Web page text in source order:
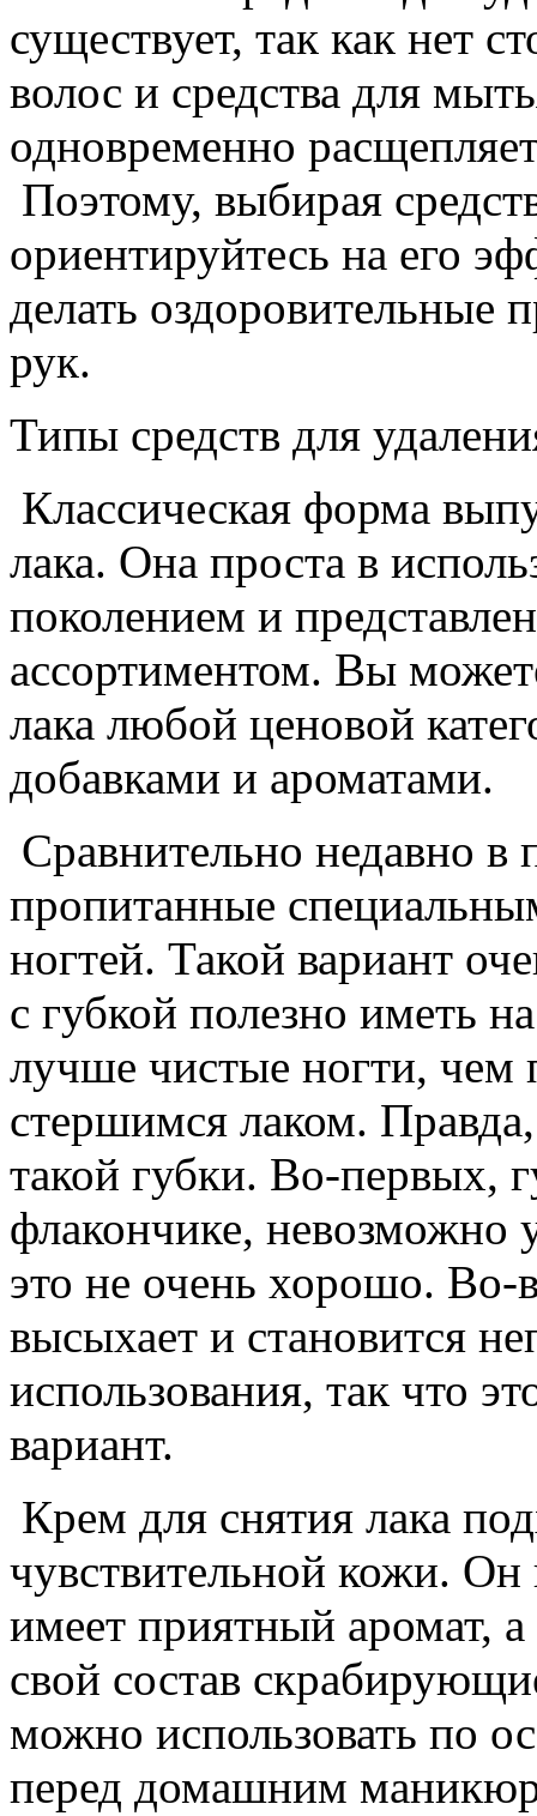
существует, так как нет
волос и средства для
одновременно
Поэтому, выбирая
ориентируйтесь на его
делать оздоровительные
рук.
Типы средств для
Классическая форма
лака. Она проста в
поколением и
ассортиментом. Вы
лака любой ценовой
добавками и ароматами.
Сравнительно недавно в
пропитанные
ногтей. Такой вариант
с губкой полезно иметь
лучше чистые ногти,
стершимся лаком.
такой губки. Во-первых,
флакончике, невозможно
это не очень хорошо. Во-
высыхает и становится
использования, так что
вариант.
Крем для снятия лака
чувствительной кожи. Он
имеет приятный аромат,
свой состав
можно использовать по
перед домашним